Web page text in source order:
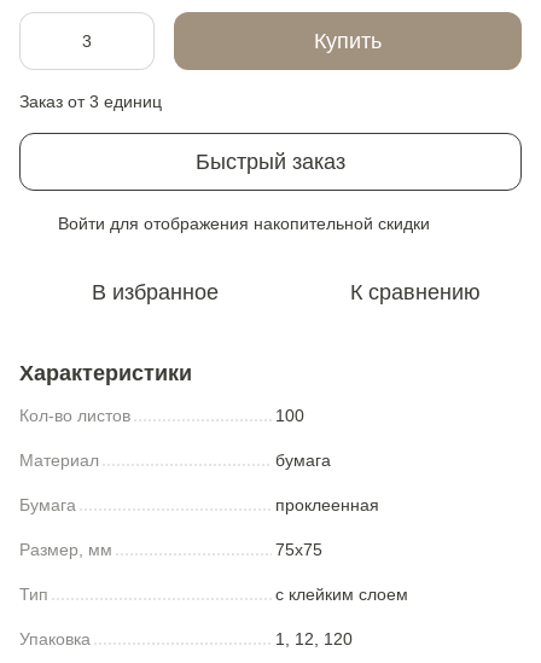
Купить
Заказ от 3 единиц
Быстрый заказ
Войти для отображения накопительной скидки
В избранное К сравнению
Характеристики
Кол-во листов 100
Материал бумага
Бумага проклеенная
Размер, мм 75x75
Тип с клейким слоем
Упаковка 1, 12, 120